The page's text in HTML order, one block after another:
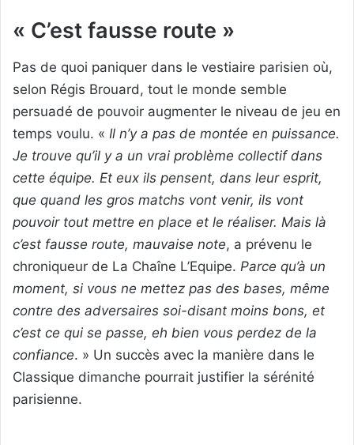
« C’est fausse route »
Pas de quoi paniquer dans le vestiaire parisien où,
selon Régis Brouard, tout le monde semble
persuadé de pouvoir augmenter le niveau de jeu en
temps voulu. « Il n’y a pas de montée en puissance.
Je trouve qu’il y a un vrai problème collectif dans
cette équipe. Et eux ils pensent, dans leur esprit,
que quand les gros matchs vont venir, ils vont
pouvoir tout mettre en place et le réaliser. Mais là
c’est fausse route, mauvaise note, a prévenu le
chroniqueur de La Chaîne L’Equipe. Parce qu’à un
moment, si vous ne mettez pas des bases, même
contre des adversaires soi-disant moins bons, et
c’est ce qui se passe, eh bien vous perdez de la
confiance. » Un succès avec la manière dans le
Classique dimanche pourrait justifier la sérénité
parisienne.